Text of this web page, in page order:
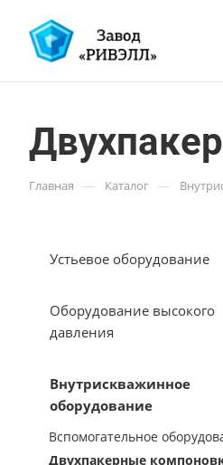
Главная — Каталог —
Устьевое оборудование
Оборудование высокого
давления
Внутрискважинное
оборудование
Вспомогательное
Двухпакерные